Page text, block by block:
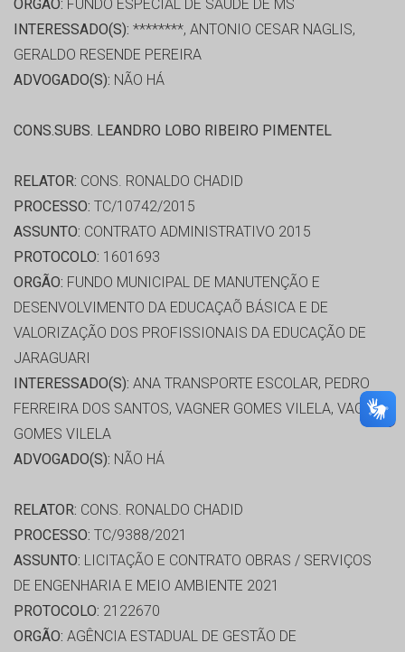
ORGÃO: FUNDO ESPECIAL DE SAÚDE DE MS
INTERESSADO(S): ********, ANTONIO CESAR NAGLIS,
GERALDO RESENDE PEREIRA
ADVOGADO(S): NÃO HÁ
CONS.SUBS. LEANDRO LOBO RIBEIRO PIMENTEL
RELATOR: CONS. RONALDO CHADID
PROCESSO: TC/10742/2015
ASSUNTO: CONTRATO ADMINISTRATIVO 2015
PROTOCOLO: 1601693
ORGÃO: FUNDO MUNICIPAL DE MANUTENÇÃO E
DESENVOLVIMENTO DA EDUCAÇAÕ BÁSICA E DE
VALORIZAÇÃO DOS PROFISSIONAIS DA EDUCAÇÃO DE
JARAGUARI
INTERESSADO(S): ANA TRANSPORTE ESCOLAR, PEDRO
FERREIRA DOS SANTOS, VAGNER GOMES VILELA, VAGNER
GOMES VILELA
ADVOGADO(S): NÃO HÁ
RELATOR: CONS. RONALDO CHADID
PROCESSO: TC/9388/2021
ASSUNTO: LICITAÇÃO E CONTRATO OBRAS / SERVIÇOS
DE ENGENHARIA E MEIO AMBIENTE 2021
PROTOCOLO: 2122670
ORGÃO: AGÊNCIA ESTADUAL DE GESTÃO DE